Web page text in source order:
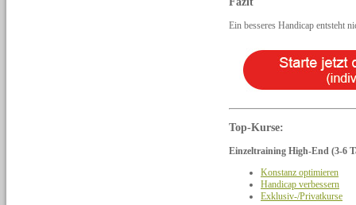
Ein besseres Handicap entsteht
Top-Kurse:
Einzeltraining High-End (3-6
Konstanz optimieren
Handicap verbessern
Exklusiv-/Privatkurse